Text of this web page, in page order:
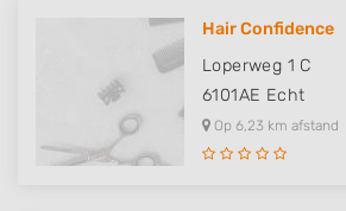
Hair Confidence
Loperweg 1 C
6101AE Echt
Op 6,23 km afstand